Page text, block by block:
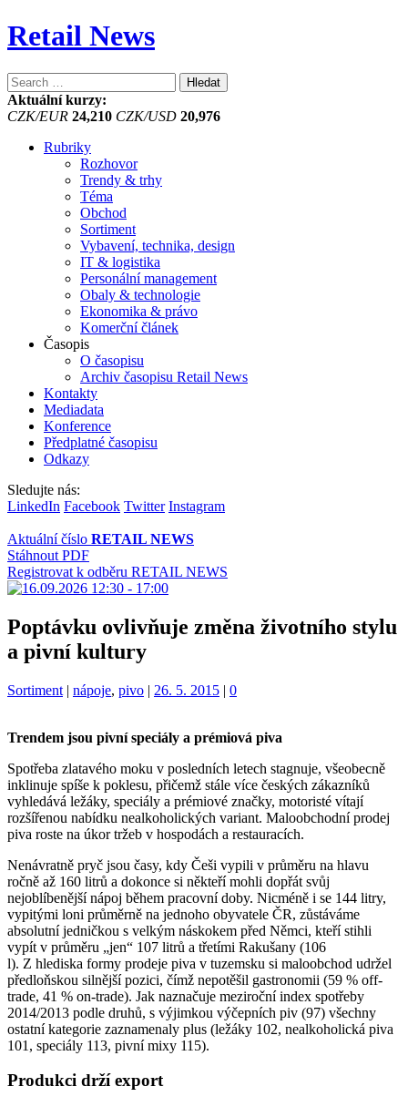
Retail News
Vyhledávání
Aktuální kurzy:
CZK/EUR 24,210 CZK/USD 20,976
Rubriky
Rozhovor
Trendy & trhy
Téma
Obchod
Sortiment
Vybavení, technika, design
IT & logistika
Personální management
Obaly & technologie
Ekonomika & právo
Komerční článek
Časopis
O časopisu
Archiv časopisu Retail News
Kontakty
Mediadata
Konference
Předplatné časopisu
Odkazy
Sledujte nás:
LinkedIn Facebook Twitter Instagram
Aktuální číslo RETAIL NEWS
Stáhnout PDF
Registrovat k odběru RETAIL NEWS
Poptávku ovlivňuje změna životního stylu
a pivní kultury
Kategorie:
Sortiment | Štítky:
nápoje, pivo | 26. 5. 2015 | 0
Trendem jsou pivní speciály a prémiová piva
Spotřeba zlatavého moku v posledních letech stagnuje, všeobecně
inklinuje spíše k poklesu, přičemž stále více českých zákazníků
vyhledává ležáky, speciály a prémiové značky, motoristé vítají
rozšířenou nabídku nealkoholických variant. Maloobchodní prodej
piva roste na úkor tržeb v hospodách a restauracích.
Nenávratně pryč jsou časy, kdy Češi vypili v průměru na hlavu
ročně až 160 litrů a dokonce si někteří mohli dopřát svůj
nejoblíbenější nápoj během pracovní doby. Nicméně i se 144 litry,
vypitými loni průměrně na jednoho obyvatele ČR, zůstáváme
absolutní jedničkou s velkým náskokem před Němci, kteří stihli
vypít v průměru „jen“ 107 litrů a třetími Rakušany (106
l). Z hlediska formy prodeje piva v tuzemsku si maloobchod udržel
předloňskou silnější pozici, čímž nepotěšil gastronomii (59 % off-
trade, 41 % on-trade). Jak naznačuje meziroční index spotřeby
2014/2013 podle druhů, s výjimkou výčepních piv (97) všechny
ostatní kategorie zaznamenaly plus (ležáky 102, nealkoholická piva
101, speciály 113, pivní mixy 115).
Produkci drží export